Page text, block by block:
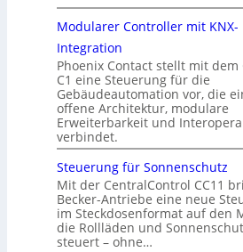
Modularer Controller mit KNX-
Integration
Phoenix Contact stellt mit dem
C1 eine Steuerung für die
Gebäudeautomation vor, die
offene Architektur, modulare
Erweiterbarkeit und
verbindet.
Steuerung für Sonnenschutz
Mit der CentralControl CC11
Becker-Antriebe eine neue
im Steckdosenformat auf den
die Rollläden und
steuert – ohne…